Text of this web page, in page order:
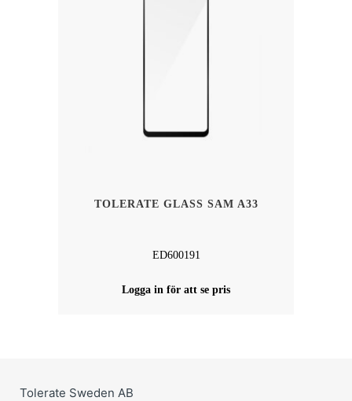
TOLERATE GLASS SAM A33
ED600191
Logga in för att se pris
Tolerate Sweden AB